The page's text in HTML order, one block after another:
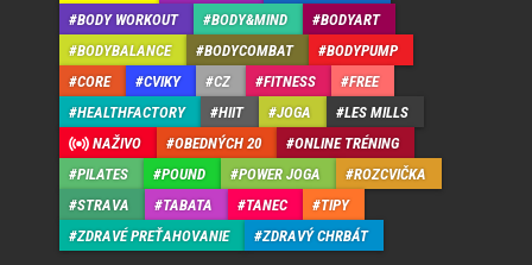
BODY WORKOUT
BODY&MIND
BODYART
BODYBALANCE
BODYCOMBAT
BODYPUMP
CORE
CVIKY CZ FITNESS
FREE
HEALTHFACTORY
HIIT JOGA
LES MILLS
NAŽIVO
OBEDNÝCH 20
ONLINE TRÉNING
PILATES
POUND POWER JOGA
ROZCVIČKA
STRAVA
TABATA TANEC
TIPY
ZDRAVÉ PREŤAHOVANIE
ZDRAVÝ CHRBÁT